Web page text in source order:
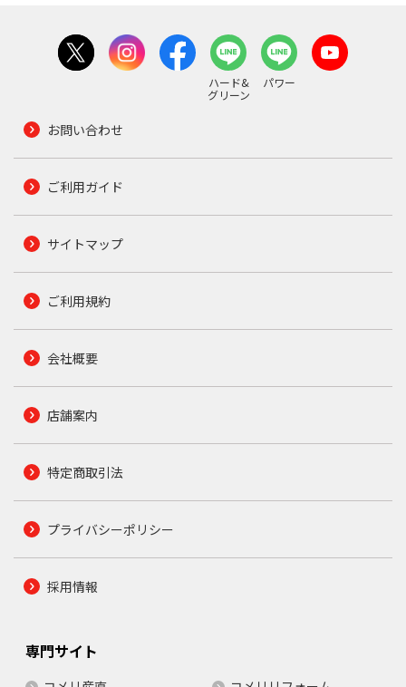
ハード&
グリーン
パワー
お問い合わせ
ご利用ガイド
サイトマップ
ご利用規約
会社概要
店舗案内
特定商取引法
プライバシーポリシー
採用情報
専門サイト